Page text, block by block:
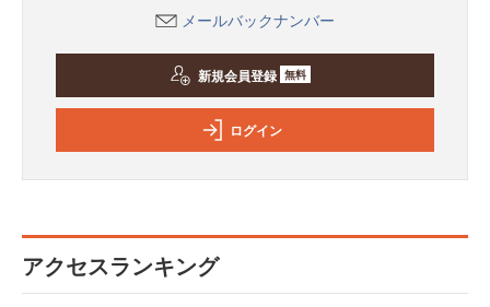
メールバックナンバー
新規会員登録 無料
ログイン
アクセスランキング